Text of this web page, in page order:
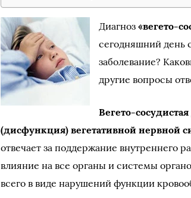
Диагноз«вегето-
сегодняшний день
заболевание?
другие вопросы
Вегето-
(дисфункция) вегетативной нервной
отвечает за поддержание внутреннего
влияние на все органы и системы
всего в виде нарушений функции